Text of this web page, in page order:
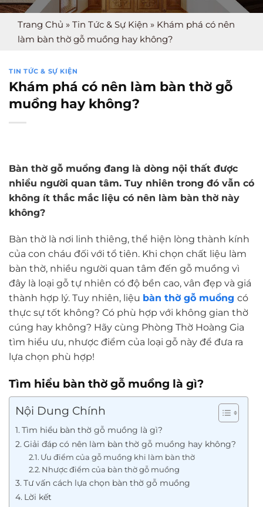
Trang Chủ » Tin Tức & Sự Kiện » Khám phá có nên
làm bàn thờ gỗ muồng hay không?
TIN TỨC & SỰ KIỆN
Khám phá có nên làm bàn thờ gỗ
muồng hay không?
Bàn thờ gỗ muồng đang là dòng nội thất được
nhiều người quan tâm. Tuy nhiên trong đó vẫn có
không ít thắc mắc liệu có nên làm bàn thờ này
không?
Bàn thờ là nơi linh thiêng, thể hiện lòng thành kính
của con cháu đối với tổ tiên. Khi chọn chất liệu làm
bàn thờ, nhiều người quan tâm đến gỗ muồng vì
đây là loại gỗ tự nhiên có độ bền cao, vân đẹp và giá
thành hợp lý. Tuy nhiên, liệu bàn thờ gỗ muồng có
thực sự tốt không? Có phù hợp với không gian thờ
cúng hay không? Hãy cùng Phòng Thờ Hoàng Gia
tìm hiểu ưu, nhược điểm của loại gỗ này để đưa ra
lựa chọn phù hợp!
Tìm hiểu bàn thờ gỗ muồng là gì?
Nội Dung Chính
Tìm hiểu bàn thờ gỗ muồng là gì?
Giải đáp có nên làm bàn thờ gỗ muồng hay không?
Ưu điểm của gỗ muồng khi làm bàn thờ
Nhược điểm của bàn thờ gỗ muồng
Tư vấn cách lựa chọn bàn thờ gỗ muồng
Lời kết